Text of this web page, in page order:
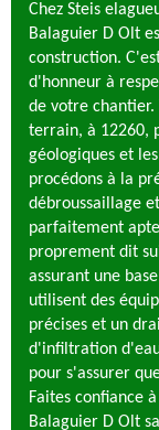
Chez Steis
Balaguier D Olt
construction.
d'honneur à
de votre
terrain, à 12260,
géologiques et
procédons à la
débroussaillage
parfaitement
proprement dit
assurant une
utilisent des
précises et un
d'infiltration
pour s'assurer
Faites confiance
Balaguier D Olt